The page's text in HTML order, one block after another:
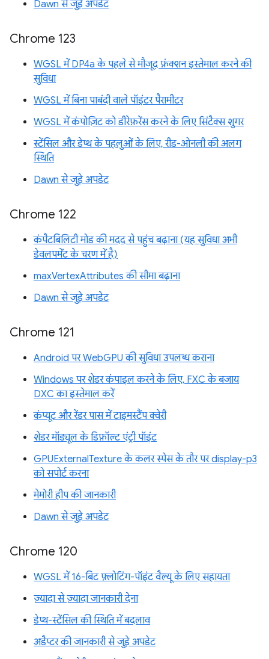
Dawn से जुड़े अपडेट
Chrome 123
WGSL में DP4a के पहले से मौजूद फ़ंक्शन इस्तेमाल करने की
सुविधा
WGSL में बिना पाबंदी वाले पॉइंटर पैरामीटर
WGSL में कंपोज़िट को डीरेफ़रेंस करने के लिए सिंटैक्स शुगर
स्टेंसिल और डेप्थ के पहलुओं के लिए, रीड-ओनली की अलग
स्थिति
Dawn से जुड़े अपडेट
Chrome 122
कंपैटबिलिटी मोड की मदद से पहुंच बढ़ाना (यह सुविधा अभी
डेवलपमेंट के चरण में है)
maxVertexAttributes की सीमा बढ़ाना
Dawn से जुड़े अपडेट
Chrome 121
Android पर WebGPU की सुविधा उपलब्ध कराना
Windows पर शेडर कंपाइल करने के लिए, FXC के बजाय
DXC का इस्तेमाल करें
कंप्यूट और रेंडर पास में टाइमस्टैंप क्वेरी
शेडर मॉड्यूल के डिफ़ॉल्ट एंट्री पॉइंट
GPUExternalTexture के कलर स्पेस के तौर पर display-p3
को सपोर्ट करना
मेमोरी हीप की जानकारी
Dawn से जुड़े अपडेट
Chrome 120
WGSL में 16-बिट फ़्लोटिंग-पॉइंट वैल्यू के लिए सहायता
ज़्यादा से ज़्यादा जानकारी देना
डेप्थ-स्टेंसिल की स्थिति में बदलाव
अडैप्टर की जानकारी से जुड़े अपडेट